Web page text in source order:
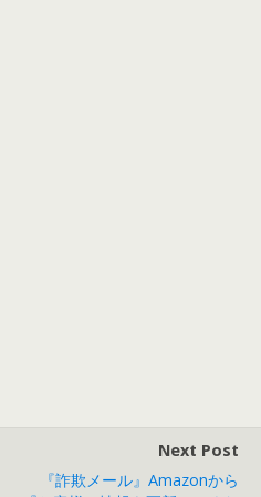
Next Post
『詐欺メール』Amazonから